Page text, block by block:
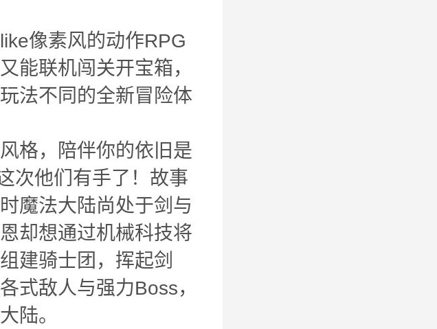
像素风的动作RPG
能联机闯关开宝箱，
法不同的全新冒险体
格，陪伴你的依旧是
次他们有手了！故事
魔法大陆尚处于剑与
却想通过机械科技将
建骑士团，挥起剑
式敌人与强力Boss，
陆。